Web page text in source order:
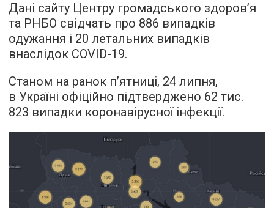
Дані сайту Центру громадського здоров’я
та РНБО свідчать про 886 випадків
одужання і 20 летальних випадків
внаслідок COVID-19.
Станом на ранок п’ятниці, 24 липня,
в Україні офіційно підтверджено 62 тис.
823 випадки коронавірусної інфекції.